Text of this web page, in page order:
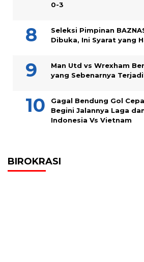
0-3
Seleksi Pimpinan
Dibuka, Ini Syarat yang
Man Utd vs Wrexham
yang Sebenarnya
Gagal Bendung Gol
Begini Jalannya Laga
Indonesia Vs Vietnam
BIROKRASI